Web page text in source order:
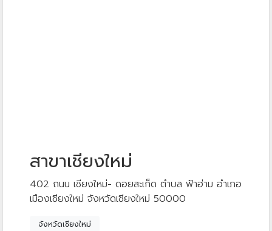
สาขาเชียงใหม่
402 ถนน เชียงใหม่- ดอยสะเก็ด ตำบล ฟ้าฮ่าม อำเภอ
เมืองเชียงใหม่ จังหวัดเชียงใหม่ 50000
จังหวัดเชียงใหม่